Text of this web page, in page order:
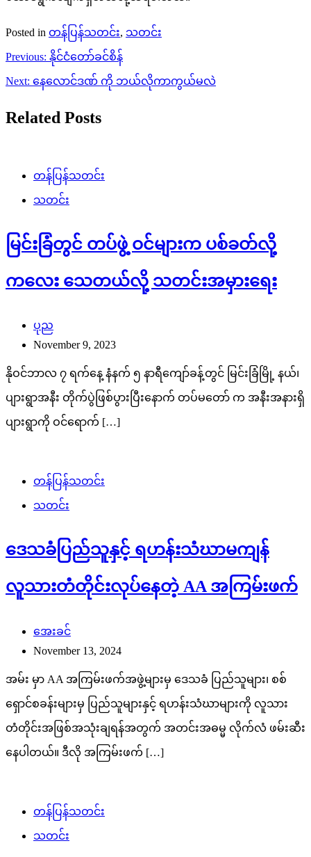
Posted in တန်ပြန်သတင်း, သတင်း
Post
navigation
Previous: နိုင်ငံတော်ခင်စိန်
Next: နေလောင်ဒဏ် ကို ဘယ်လိုကာကွယ်မလဲ
Related Posts
တန်ပြန်သတင်း
သတင်း
မြင်းခြံတွင် တပ်ဖွဲ့ ဝင်များက ပစ်ခတ်လို့
ကလေး သေတယ်လို့ သတင်းအမှားရေး
ပုည
November 9, 2023
နိုဝင်ဘာလ ၇ ရက်နေ့ နံနက် ၅ နာရီကျော်ခန့်တွင် မြင်းခြံမြို့ နယ်၊
ပျားရွာအနီး တိုက်ပွဲဖြစ်ပွားပြီးနောက် တပ်မတော် က အနီးအနားရှိ
ပျားရွာကို ဝင်ရောက် […]
တန်ပြန်သတင်း
သတင်း
ဒေသခံပြည်သူနှင့် ရဟန်းသံဃာမကျန်
လူသားတံတိုင်းလုပ်နေတဲ့ AA အကြမ်းဖက်
အေးခင်
November 13, 2024
အမ်း မှာ AA အကြမ်းဖက်အဖွဲ့များမှ ဒေသခံ ပြည်သူများ၊ စစ်
ရှောင်စခန်းများမှ ပြည်သူများနှင့် ရဟန်းသံဃာများကို လူသား
တံတိုင်းအဖြစ်အသုံးချရန်အတွက် အတင်းအဓမ္မ လိုက်လံ ဖမ်းဆီး
နေပါတယ်။ ဒီလို အကြမ်းဖက် […]
တန်ပြန်သတင်း
သတင်း